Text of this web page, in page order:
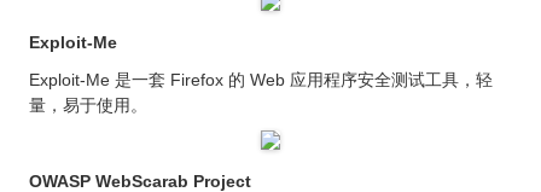
Exploit-Me
Exploit-Me 是一套 Firefox 的 Web 应用程序安全测试工具，轻
量，易于使用。
OWASP WebScarab Project